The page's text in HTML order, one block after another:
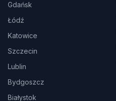
Gdańsk
Łódź
Katowice
Szczecin
Lublin
Bydgoszcz
Białystok